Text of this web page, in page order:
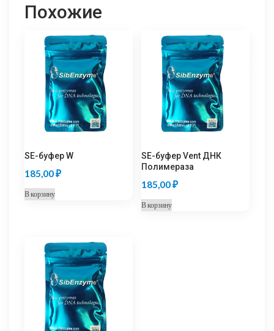
Похожие
SE-буфер W
185,00₽
В корзину
SE-буфер Vent ДНК
Полимераза
185,00₽
В корзину